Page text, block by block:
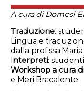
A cura di Domesi
Traduzione:
Lingua e
dalla prof.ssa
Interpreti:
Workshop a cura di
e Meri Bracalente